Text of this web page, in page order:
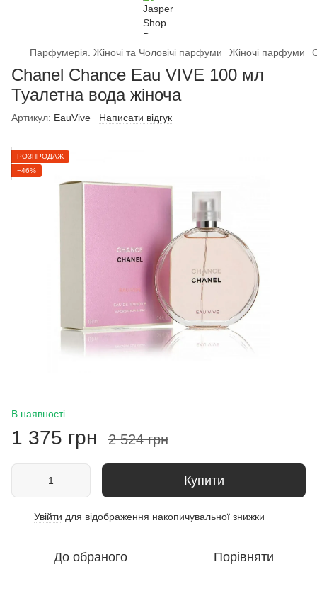
Парфумерія. Жіночі та Чоловічі парфуми Жіночі парфуми
Chanel Chance Eau VIVE 100 мл
Туалетна вода жіноча
Артикул: EauVive Написати відгук
РОЗПРОДАЖ
−46%
В наявності
1 375 грн 2 524 грн
Купити
Увійти для відображення накопичувальної знижки
До обраного Порівняти